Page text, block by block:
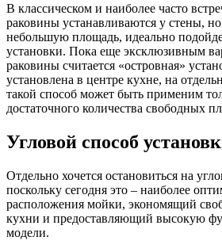
В классическом и наиболее часто
раковины устанавливаются у стены,
небольшую площадь, идеально
установки. Пока еще эксклюзивным
раковины считается «островная»
установлена в центре кухне, на
такой способ может быть применим
достаточного количества свободных
Угловой способ
Отдельно хочется остановиться на
поскольку сегодня это – наиболее
расположения мойки, экономящий
кухни и предоставляющий высокую
модели.